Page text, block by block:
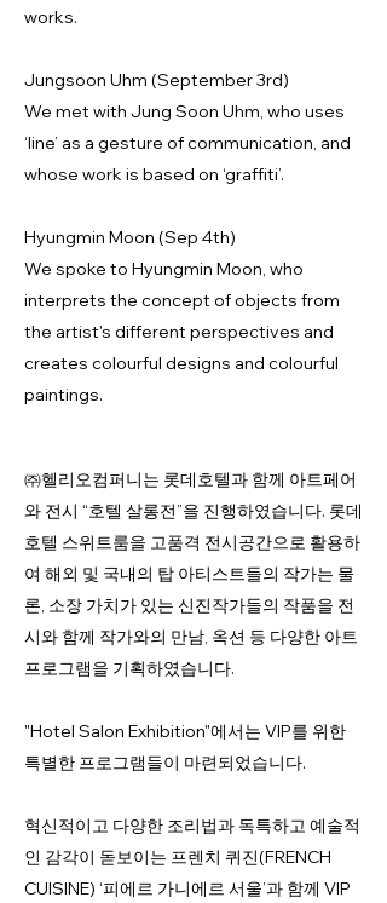
works.
Jungsoon Uhm (September 3rd)
We met with Jung Soon Uhm, who uses
‘line’ as a gesture of communication, and
whose work is based on ‘graffiti’.
Hyungmin Moon (Sep 4th)
We spoke to Hyungmin Moon, who
interprets the concept of objects from
the artist's different perspectives and
creates colourful designs and colourful
paintings.
㈜헬리오컴퍼니는 롯데호텔과 함께 아트페어
와 전시 “호텔 살롱전”을 진행하였습니다. 롯데
호텔 스위트룸을 고품격 전시공간으로 활용하
여 해외 및 국내의 탑 아티스트들의 작가는 물
론, 소장 가치가 있는 신진작가들의 작품을 전
시와 함께 작가와의 만남, 옥션 등 다양한 아트
프로그램을 기획하였습니다.
"Hotel Salon Exhibition"에서는 VIP를 위한
특별한 프로그램들이 마련되었습니다.
혁신적이고 다양한 조리법과 독특하고 예술적
인 감각이 돋보이는 프렌치 퀴진(FRENCH
CUISINE) ‘피에르 가니에르 서울’과 함께 VIP